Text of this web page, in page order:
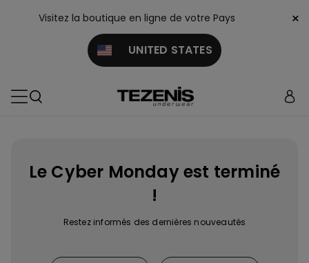
Le Cyber Monday est terminé
!
Restez informés des dernières nouveautés
Visitez la boutique en ligne de votre Pays
UNITED STATES
×